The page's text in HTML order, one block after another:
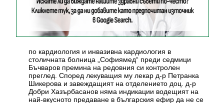
по кардиология и инвазивна кардиология в
столичната болница „Софиямед“ преди седмици
Бъчваров премина на редовния си контролен
преглед. Според лекуващия му лекар д-р Петранка
Шикерова и завеждащият на отделението доц. д-р
Добри Хазърбасанов няма индикации водещият на
най-вкусното предаване в българския ефир да не се